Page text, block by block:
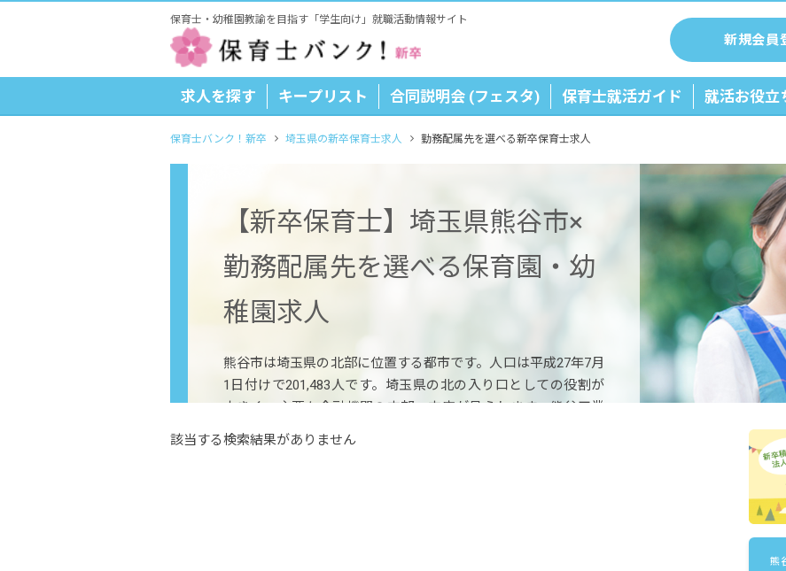
保育士・幼稚園教諭を目指す「学生向け」就職活動情報サイト
新規会員
求人を探す キープリスト 合同説明会 (フェスタ) 保育士就活ガイド 就活お役立
保育士バンク！新卒 埼玉県の新卒保育士求人 勤務配属先を選べる新卒保育士求人
【新卒保育士】埼玉県熊谷市×
勤務配属先を選べる保育園・幼
稚園求人
熊谷市は埼玉県の北部に位置する都市です。人口は平成27年7月
1日付けで201,483人です。埼玉県の北の入り口としての役割が
大きく、主要な金融機関の支部・支店が見られます。熊谷工業
団地といった第二次産業の他にも、農業も盛んです。
該当する検索結果がありません
熊